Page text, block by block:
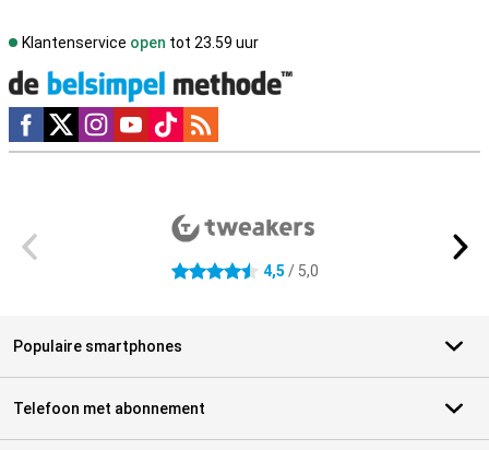
Klantenservice open tot 23.59 uur
Social media
4.5 sterren 4,5 / 5,0
Populaire smartphones
Telefoon met abonnement